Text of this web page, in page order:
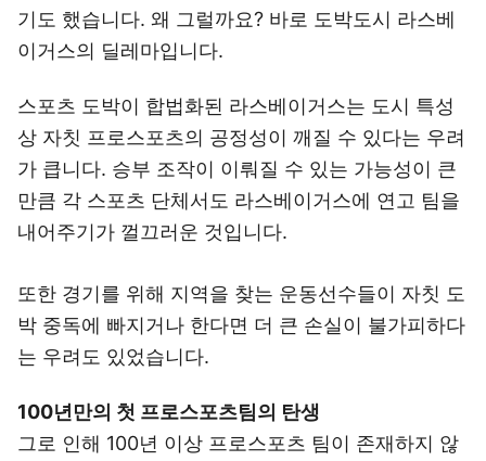
기도 했습니다. 왜 그럴까요? 바로 도박도시 라스베
이거스의 딜레마입니다.
스포츠 도박이 합법화된 라스베이거스는 도시 특성
상 자칫 프로스포츠의 공정성이 깨질 수 있다는 우려
가 큽니다. 승부 조작이 이뤄질 수 있는 가능성이 큰
만큼 각 스포츠 단체서도 라스베이거스에 연고 팀을
내어주기가 껄끄러운 것입니다.
또한 경기를 위해 지역을 찾는 운동선수들이 자칫 도
박 중독에 빠지거나 한다면 더 큰 손실이 불가피하다
는 우려도 있었습니다.
100년만의 첫 프로스포츠팀의 탄생
그로 인해 100년 이상 프로스포츠 팀이 존재하지 않